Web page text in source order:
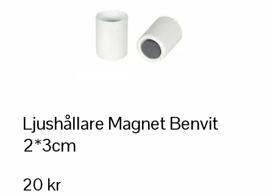
Ljushållare Magnet Benvit
2*3cm
20 kr